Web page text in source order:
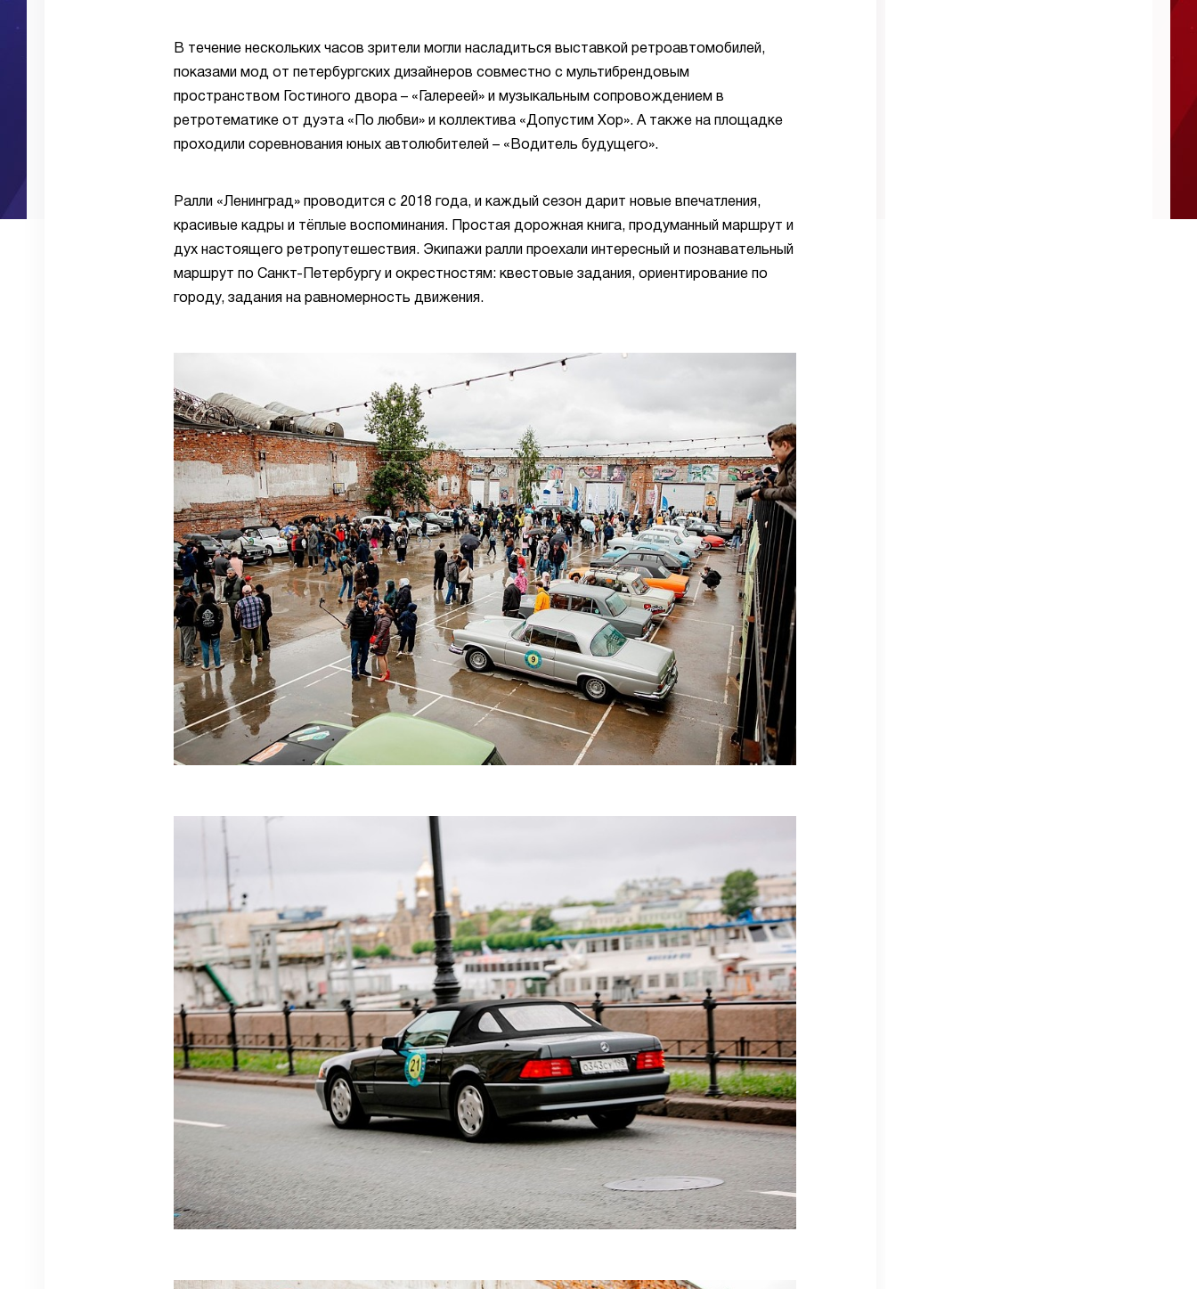
В течение нескольких часов зрители могли насладиться выставкой ретроавтомобилей,
показами мод от петербургских дизайнеров совместно с мультибрендовым
пространством Гостиного двора – «Галереей» и музыкальным сопровождением в
ретротематике от дуэта «По любви» и коллектива «Допустим Хор». А также на площадке
проходили соревнования юных автолюбителей – «Водитель будущего».
Ралли «Ленинград» проводится с 2018 года, и каждый сезон дарит новые впечатления,
красивые кадры и тёплые воспоминания. Простая дорожная книга, продуманный маршрут и
дух настоящего ретропутешествия. Экипажи ралли проехали интересный и познавательный
маршрут по Санкт-Петербургу и окрестностям: квестовые задания, ориентирование по
городу, задания на равномерность движения.